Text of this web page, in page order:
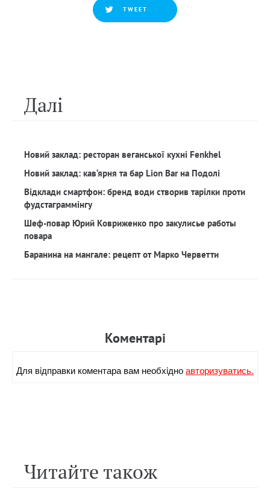
TWEET
Далi
Новий заклад: ресторан веганської кухні Fenkhel
Новий заклад: кав‘ярня та бар Lion Bar на Подолі
Відклади смартфон: бренд води створив тарілки проти
фудстаграммінгу
Шеф-повар Юрий Ковриженко про закулисье работы
повара
Баранина на мангале: рецепт от Марко Черветти
Коментарi
Для вiдправки коментара вам необхiдноавторизуватись.
Читайте також